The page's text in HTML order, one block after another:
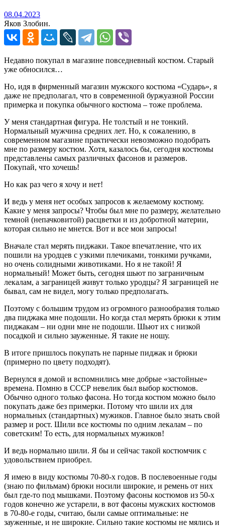
08.04.202308.04.2023
Яков Злобин.
Недавно покупал в магазине повседневный костюм. Старый
уже обносился…
Но, идя в фирменный магазин мужского костюма «Сударь», я
даже не предполагал, что в современной буржуазной России
примерка и покупка обычного костюма – тоже проблема.
У меня стандартная фигура. Не толстый и не тонкий.
Нормальный мужчина средних лет. Но, к сожалению, в
современном магазине практически невозможно подобрать
мне по размеру костюм. Хотя, казалось бы, сегодня костюмы
представлены самых различных фасонов и размеров.
Покупай, что хочешь!
Но как раз чего я хочу и нет!
И ведь у меня нет особых запросов к желаемому костюму.
Какие у меня запросы? Чтобы был мне по размеру, желательно
темной (непачковитой) расцветки и из добротной материи,
которая сильно не мнется. Вот и все мои запросы!
Вначале стал мерять пиджаки. Такое впечатление, что их
пошили на уродцев с узкими плечиками, тонкими ручками,
но очень солидными животиками. Но я не такой! Я
нормальный! Может быть, сегодня шьют по заграничным
лекалам, а заграницей живут только уродцы? Я заграницей не
бывал, сам не видел, могу только предполагать.
Поэтому с большим трудом из огромного разнообразия только
два пиджака мне подошли. Но когда стал мерять брюки к этим
пиджакам – ни одни мне не подошли. Шьют их с низкой
посадкой и сильно зауженные. Я такие не ношу.
В итоге пришлось покупать не парные пиджак и брюки
(примерно по цвету подходят).
Вернулся я домой и вспомнились мне добрые «застойные»
времена. Помню в СССР невелик был выбор костюмов.
Обычно одного только фасона. Но тогда костюм можно было
покупать даже без примерки. Потому что шили их для
нормальных (стандартных) мужиков. Главное было знать свой
размер и рост. Шили все костюмы по одним лекалам – по
советским! То есть, для нормальных мужиков!
И ведь нормально шили. Я бы и сейчас такой костюмчик с
удовольствием приобрел.
Я имею в виду костюмы 70-80-х годов. В послевоенные годы
(знаю по фильмам) брюки носили широкие, и ремень от них
был где-то под мышками. Поэтому фасоны костюмов из 50-х
годов конечно же устарели, в вот фасоны мужских костюмов
в 70-80-е годы, считаю, были самые оптимальные: не
зауженные, и не широкие. Сильно такие костюмы не мялись и